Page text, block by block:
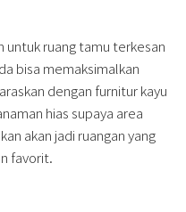
untuk ruang tamu terkesan
bisa memaksimalkan
dengan furnitur kayu
hias supaya area
akan jadi ruangan yang
favorit.